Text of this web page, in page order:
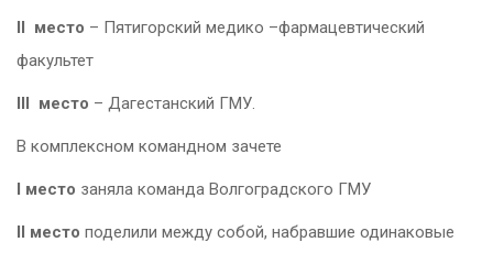
II место – Пятигорский медико –фармацевтический
факультет
III место – Дагестанский ГМУ.
В комплексном командном зачете
I место заняла команда Волгоградского ГМУ
II место поделили между собой, набравшие одинаковые